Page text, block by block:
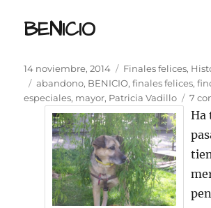
BENICIO
Publicado
el
14 noviembre, 2014 Categorías
Finales felices,
Etiquetas
abandono, BENICIO,finales felices,
especiales, mayor, Patricia Vadillo 7
Ha